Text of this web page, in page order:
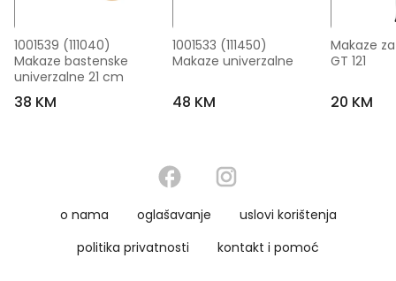
1001539 (111040)
Makaze bastenske
univerzalne 21 cm
38 KM
1001533 (111450)
Makaze univerzalne
48 KM
Makaze
GT 121
20 KM
o nama oglašavanje
uslovi korištenja
politika privatnosti
kontakt i pomoć